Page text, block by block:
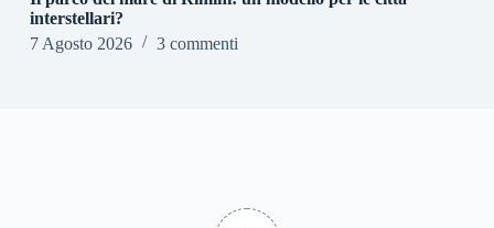
interstellari?
7 Agosto 2026
3 commenti